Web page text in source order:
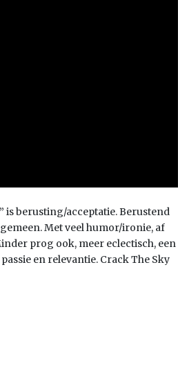
is berusting/acceptatie. Berustend
Met veel humor/ironie, af
prog ook, meer eclectisch, een
en relevantie. Crack The Sky